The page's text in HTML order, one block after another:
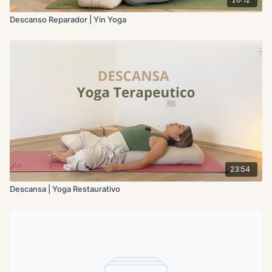
Descanso Reparador | Yin Yoga
23:54
Descansa | Yoga Restaurativo